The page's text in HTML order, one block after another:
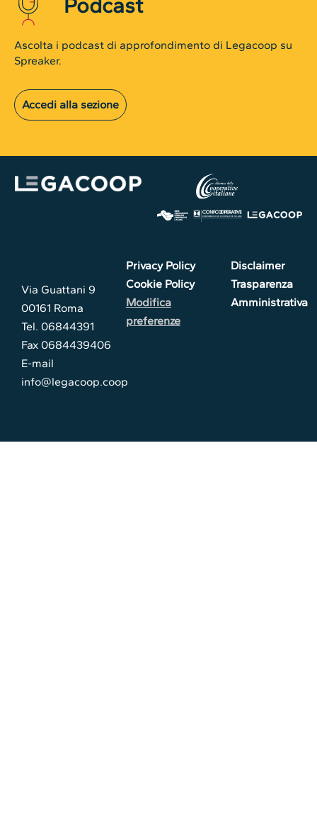
Podcast
Ascolta i podcast di approfondimento di Legacoop su
Spreaker.
Accedi alla sezione
Via Guattani 9
00161 Roma
Tel. 06844391
Fax 0684439406
E-mail
info@legacoop.coop
Privacy Policy
Cookie Policy
Modifica
preferenze
Disclaimer
Trasparenza
Amministrativa